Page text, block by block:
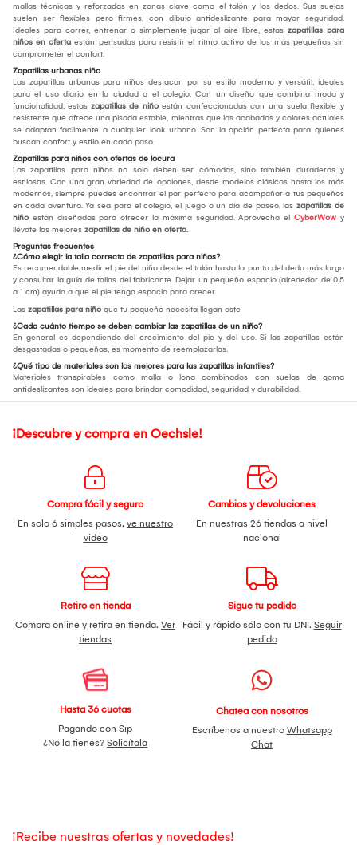
mallas técnicas y reforzadas en zonas clave como el talón y los dedos. Sus suelas
suelen ser flexibles pero firmes, con dibujo antideslizante para mayor seguridad.
Ideales para correr, entrenar o simplemente jugar al aire libre, estas zapatillas para
niños en oferta están pensadas para resistir el ritmo activo de los más pequeños sin
comprometer el confort.
Zapatillas urbanas niño
Las zapatillas urbanas para niños destacan por su estilo moderno y versátil, ideales
para el uso diario en la ciudad o el colegio. Con un diseño que combina moda y
funcionalidad, estas zapatillas de niño están confeccionadas con una suela flexible y
resistente que ofrece una pisada estable, mientras que los acabados y colores actuales
se adaptan fácilmente a cualquier look urbano. Son la opción perfecta para quienes
buscan confort y estilo en cada paso.
Zapatillas para niños con ofertas de locura
Las zapatillas para niños no solo deben ser cómodas, sino también duraderas y
estilosas. Con una gran variedad de opciones, desde modelos clásicos hasta los más
modernos, siempre puedes encontrar el par perfecto para acompañar a tus pequeños
en cada aventura. Ya sea para el colegio, el juego o un día de paseo, las zapatillas de
niño están diseñadas para ofrecer la máxima seguridad. Aprovecha el CyberWow y
llévate las mejores zapatillas de niño en oferta.
Preguntas frecuentes
¿Cómo elegir la talla correcta de zapatillas para niños?
Es recomendable medir el pie del niño desde el talón hasta la punta del dedo más largo
y consultar la guía de tallas del fabricante. Dejar un pequeño espacio (alrededor de 0,5
a 1 cm) ayuda a que el pie tenga espacio para crecer.
Las zapatillas para niño que tu pequeño necesita llegan este
¿Cada cuánto tiempo se deben cambiar las zapatillas de un niño?
En general es dependiendo del crecimiento del pie y del uso. Si las zapatillas están
desgastadas o pequeñas, es momento de reemplazarlas.
¿Qué tipo de materiales son los mejores para las zapatillas infantiles?
Materiales transpirables como malla o lona combinados con suelas de goma
antideslizantes son ideales para brindar comodidad, seguridad y durabilidad.
¡Descubre y compra en Oechsle!
Compra fácil y seguro
En solo 6 simples pasos, ve nuestro
video
Cambios y devoluciones
En nuestras 26 tiendas a nivel
nacional
Retiro en tienda
Compra online y retira en tienda. Ver
tiendas
Sigue tu pedido
Fácil y rápido sólo con tu DNI. Seguir
pedido
Hasta 36 cuotas
Pagando con Sip
¿No la tienes? Solicítala
Chatea con nosotros
Escríbenos a nuestro Whatsapp
Chat
¡Recibe nuestras ofertas y novedades!